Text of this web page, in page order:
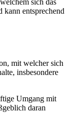
kann entsprechend
mit welcher sich
insbesondere
Umgang mit
daran